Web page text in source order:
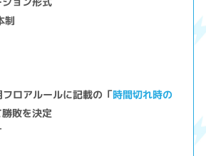
制
ロアルールに記載の「時間切れ時の
勝敗を決定